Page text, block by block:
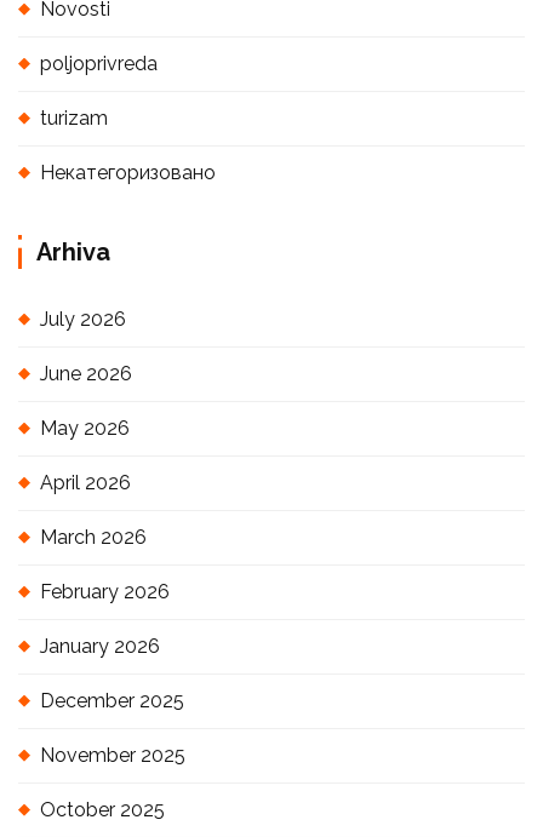
Novosti
poljoprivreda
turizam
Некатегоризовано
Arhiva
July 2026
June 2026
May 2026
April 2026
March 2026
February 2026
January 2026
December 2025
November 2025
October 2025